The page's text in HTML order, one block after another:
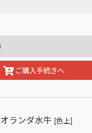
ご購入手続きへ
オランダ水牛 [色上]